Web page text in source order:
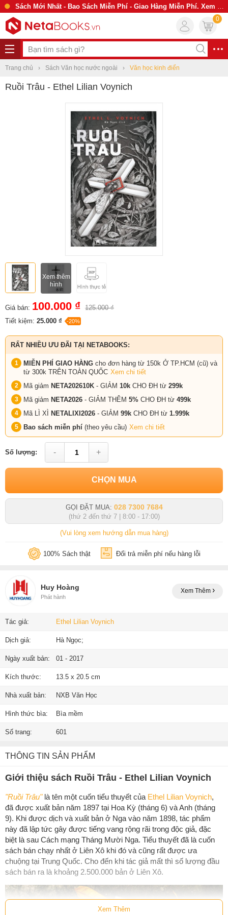
Sách Mới Nhất - Bao Sách Miễn Phí - Giao Hàng Miễn Phí. Xem Ngay
0
Trang chủ Sách Văn học nước ngoài Văn học kinh điển
Ruồi Trâu - Ethel Lilian Voynich
Xem thêm
hình
Giá bán: 100.000 ₫ 125.000 ₫
Tiết kiệm: 25.000 ₫ -20%
RẤT NHIỀU ƯU ĐÃI TẠI NETABOOKS:
MIỄN PHÍ GIAO HÀNG cho đơn hàng từ 150k Ở TP.HCM (cũ) và
từ 300k TRÊN TOÀN QUỐC Xem chi tiết
Mã giảm NETA202610K - GIẢM 10k CHO ĐH từ 299k
Mã giảm NETA2026 - GIẢM THÊM 5% CHO ĐH từ 499k
Mã LÌ XÌ NETALIXI2026 - GIẢM 99k CHO ĐH từ 1.999k
Bao sách miễn phí (theo yêu cầu) Xem chi tiết
Số lượng: - +
CHỌN MUA
GỌI ĐẶT MUA: 028 7300 7684
(thứ 2 đến thứ 7 | 8:00 - 17:00)
(Vui lòng xem hướng dẫn mua hàng)
100% Sách thật Đổi trả miễn phí nếu hàng lỗi
Huy Hoàng
Phát hành
Xem Thêm
Tác giả: Ethel Lilian Voynich
Dịch giả: Hà Ngọc;
Ngày xuất bản: 01 - 2017
Kích thước: 13.5 x 20.5 cm
Nhà xuất bản: NXB Văn Học
Hình thức bìa: Bìa mềm
Số trang: 601
THÔNG TIN SẢN PHẨM
Giới thiệu sách Ruồi Trâu - Ethel Lilian Voynich
"Ruồi Trâu"là tên một cuốn tiểu thuyết của Ethel Lilian Voynich,
đã được xuất bản năm 1897 tại Hoa Kỳ (tháng 6) và Anh (tháng
9). Khi được dịch và xuất bản ở Nga vào năm 1898, tác phẩm
này đã lập tức gây được tiếng vang rộng rãi trong độc giả, đặc
biệt là sau Cách mạng Tháng Mười Nga. Tiểu thuyết đã là cuốn
sách bán chạy nhất ở Liên Xô khi đó và cũng rất được ưa
chuộng tại Trung Quốc. Cho đến khi tác giả mất thì số lượng đầu
sách bán ra là khoảng 2.500.000 bản ở Liên Xô.
Xem Thêm